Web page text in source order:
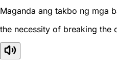
Maganda ang takbo ng mga
the necessity of breaking the